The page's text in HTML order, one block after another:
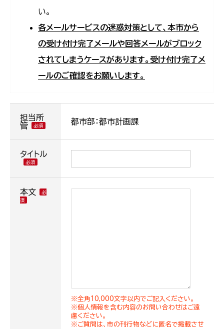
い。
各メールサービスの迷惑対策として、本市から
の受け付け完了メールや回答メールがブロック
されてしまうケースがあります。受け付け完了メ
ールのご確認をお願いします。
担当所
管
都市部：都市計画課
タイトル
本文
※全角10,000文字以内でご記入ください。
※個人情報を含む内容のお問い合わせはご遠
慮ください。
※ご質問は、市の刊行物などに匿名で掲載させ